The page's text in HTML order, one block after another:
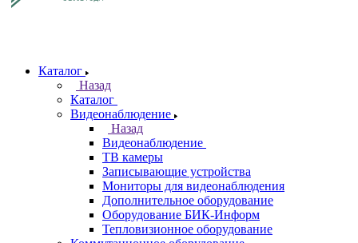
Каталог
Назад
Каталог
Видеонаблюдение
Назад
Видеонаблюдение
ТВ камеры
Записывающие устройства
Мониторы для видеонаблюдения
Дополнительное оборудование
Оборудование БИК-Информ
Тепловизионное оборудование